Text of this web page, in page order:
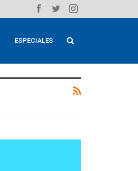
ESPECIALES